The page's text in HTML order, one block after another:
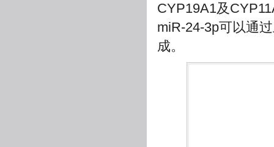
CYP19A1及
miR-24-3p可以通
成。